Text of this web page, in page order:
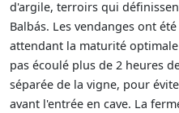
d'argile, terroirs qui
Balbás. Les vendanges ont
attendant la maturité
pas écoulé plus de 2 heures
séparée de la vigne, pour
avant l'entrée en cave. La